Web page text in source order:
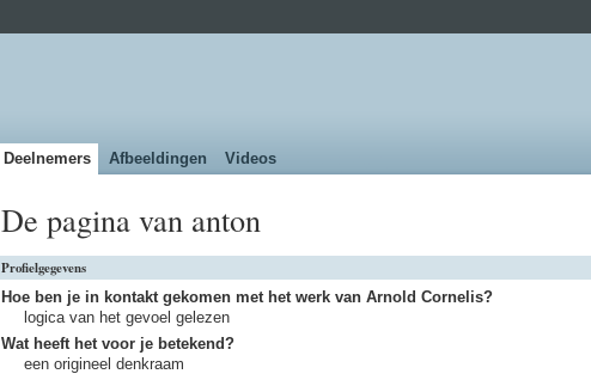
Deelnemers Afbeeldingen Videos
De pagina van anton
Profielgegevens
Hoe ben je in kontakt gekomen met het werk van Arnold Cornelis?
logica van het gevoel gelezen
Wat heeft het voor je betekend?
een origineel denkraam